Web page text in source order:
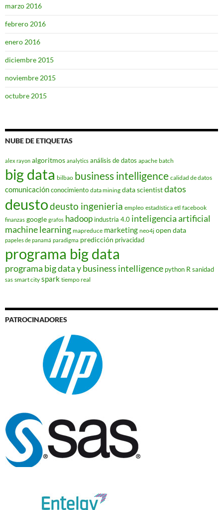
marzo 2016
febrero 2016
enero 2016
diciembre 2015
noviembre 2015
octubre 2015
NUBE DE ETIQUETAS
alex rayon algoritmos analytics análisis de datos apache batch
big data bilbao business intelligence calidad de datos
comunicaciónconocimiento data mining data scientistdatos
deustodeusto ingenieria empleo estadística etl facebook
finanzas google grafos hadoop industria 4.0 inteligencia artificial
machine learning mapreduce marketing neo4j open data
papeles de panamá paradigma predicción privacidad
programa big data
programa big data y business intelligence python R sanidad
sas smart city spark tiempo real
PATROCINADORES